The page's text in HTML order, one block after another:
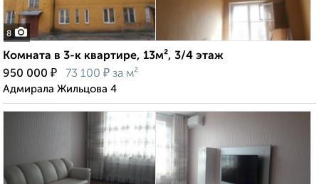
8
Комната в 3-к квартире, 13м², 3/4 этаж
950 000 ₽ 73 100 ₽ за м²
Адмирала Жильцова 4